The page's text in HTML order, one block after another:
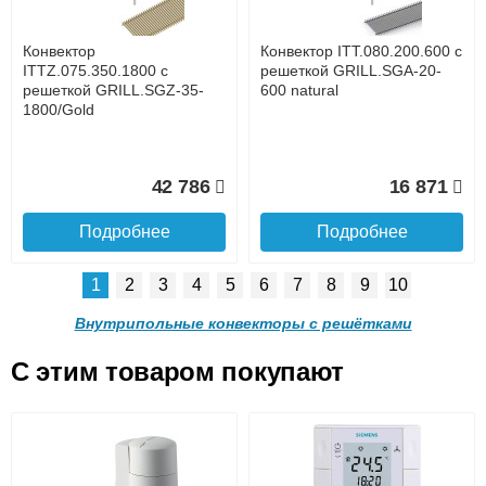
Подробнее о доставке
54 243
Подробнее
49 779
Конвектор
ITTB.090.250.1100 с
решеткой GRILL.LGA-25-
40 213
Подробнее
Конвектор
ITTB.090.250.1000 с
решеткой GRILL.LGA-25-
38 558
Подробнее
Конвектор
ITTZ.075.350.1800 с
решеткой GRILL.SGZ-35-
1800/Gold
42 786
Подробнее
Конвектор ITT.080.200.600 с
решеткой GRILL.SGA-20-
600 natural
16 871
Подробнее
решеткой GRILL.SGW-20-
1 2 3 4 5 6 7 8 9 10
Внутрипольные конвекторы с решётками
C этим товаром покупают